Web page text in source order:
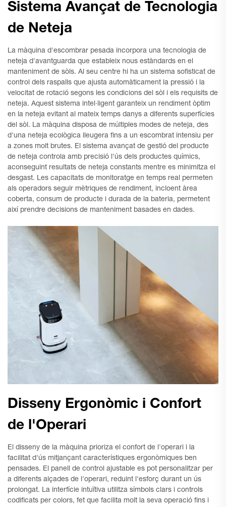
Sistema Avançat de Tecnologia
de Neteja
La màquina d'escombrar pesada incorpora una tecnologia de
neteja d'avantguarda que estableix nous estàndards en el
manteniment de sòls. Al seu centre hi ha un sistema sofisticat de
control dels raspalls que ajusta automàticament la pressió i la
velocitat de rotació segons les condicions del sòl i els requisits de
neteja. Aquest sistema intel·ligent garanteix un rendiment òptim
en la neteja evitant al mateix temps danys a diferents superfícies
del sòl. La màquina disposa de múltiples modes de neteja, des
d'una neteja ecològica lleugera fins a un escombrat intensiu per
a zones molt brutes. El sistema avançat de gestió del producte
de neteja controla amb precisió l'ús dels productes químics,
aconseguint resultats de neteja constants mentre es minimitza el
desgast. Les capacitats de monitoratge en temps real permeten
als operadors seguir mètriques de rendiment, incloent àrea
coberta, consum de producte i durada de la bateria, permetent
així prendre decisions de manteniment basades en dades.
Disseny Ergonòmic i Confort
de l'Operari
El disseny de la màquina prioriza el confort de l'operari i la
facilitat d'ús mitjançant característiques ergonòmiques ben
pensades. El panell de control ajustable es pot personalitzar per
a diferents alçades de l'operari, reduint l'esforç durant un ús
prolongat. La interfície intuïtiva utilitza símbols clars i controls
codificats per colors, fet que facilita molt la seva operació fins i